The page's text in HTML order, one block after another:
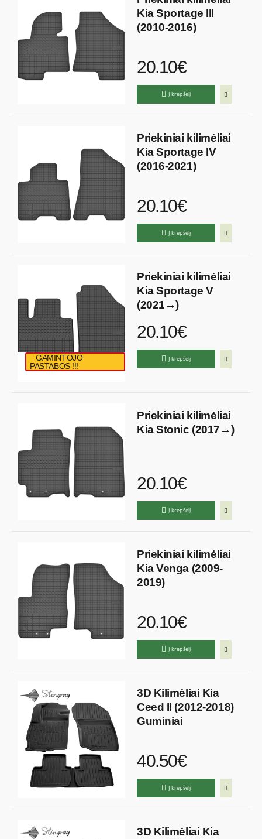
Kia Sportage III
(2010-2016)
20.10€
Į krepšelį
Priekiniai kilimėliai
Kia Sportage IV
(2016-2021)
20.10€
Į krepšelį
GAMINTOJO
PASTABOS !!!
Priekiniai kilimėliai
Kia Sportage V
(2021→)
20.10€
Į krepšelį
Priekiniai kilimėliai
Kia Stonic (2017→)
20.10€
Į krepšelį
Priekiniai kilimėliai
Kia Venga (2009-
2019)
20.10€
Į krepšelį
3D Kilimėliai Kia
Ceed II (2012-2018)
Guminiai
40.50€
Į krepšelį
3D Kilimėliai Kia